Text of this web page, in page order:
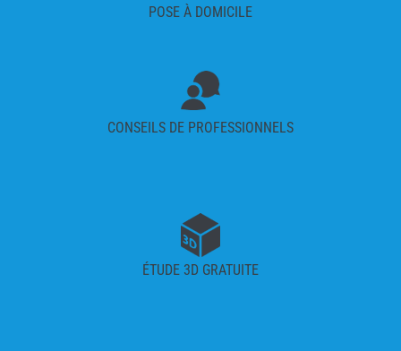
POSE À DOMICILE
CONSEILS DE PROFESSIONNELS
ÉTUDE 3D GRATUITE